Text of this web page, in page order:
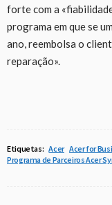
forte com a
programa em que se
ano, reembolsa o
reparação».
Etiquetas: Acer Acer for
Programa de Parceiros Acer